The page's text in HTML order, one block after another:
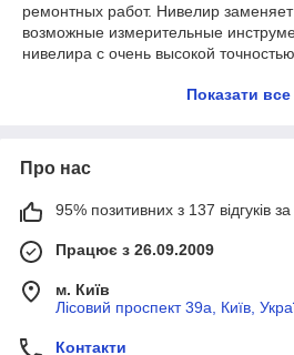
ремонтных работ. Нивелир
возможные измерительные
нивелира с очень высокой
плоскости. Инструмент генерирует
погрешность измерений
миллиметра на расстоянии в
Даже бытовые нивелиры с
достаточно неплохую точность.
Лазерный луч, который проецирует
использовать его при проведении
строительных работ. Нивелиры
использовании, привести прибор в
Показати все
Про нас
95% позитивних з 137 відгуків за
Працює з 26.09.2009
м. Київ
Лісовий проспект 39а, Київ,
Контакти